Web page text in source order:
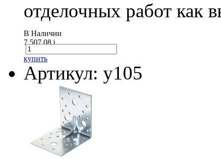
отделочных работ как
В Наличии
7 507.08i
купить
Артикул: у105